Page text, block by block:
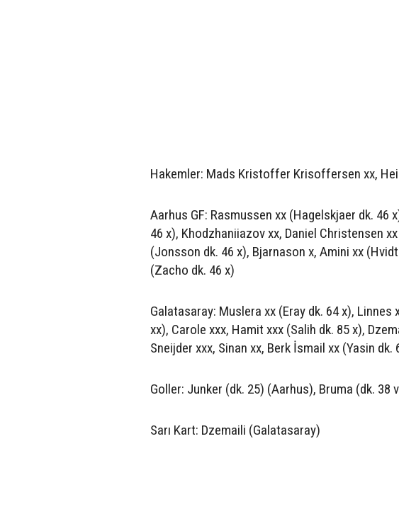
Hakemler: Mads Kristoffer Krisoffersen xx,
Aarhus GF: Rasmussen xx (Hagelskjaer dk. 46
46 x), Khodzhaniiazov xx, Daniel Christensen
(Jonsson dk. 46 x), Bjarnason x, Amini xx
(Zacho dk. 46 x)
Galatasaray: Muslera xx (Eray dk. 64 x), Linnes
xx), Carole xxx, Hamit xxx (Salih dk. 85 x),
Sneijder xxx, Sinan xx, Berk İsmail xx (Yasin dk.
Goller: Junker (dk. 25) (Aarhus), Bruma (dk. 38
Sarı Kart: Dzemaili (Galatasaray)